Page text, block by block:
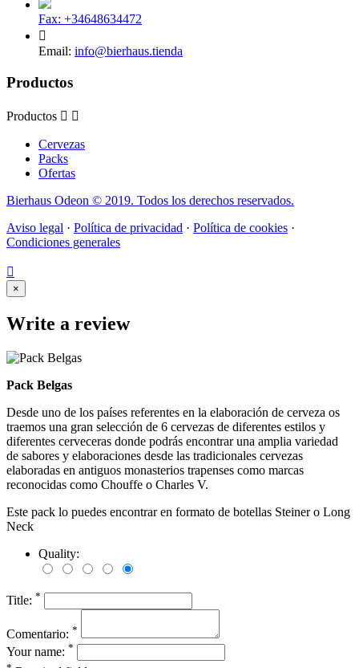
Fax: +34648634472

Email: info@bierhaus.tienda
Productos
Productos  
Cervezas
Packs
Ofertas
Bierhaus Odeon © 2019. Todos los derechos reservados.
Aviso legal · Política de privacidad · Política de cookies ·
Condiciones generales

×
Write a review
Pack Belgas
Desde uno de los países referentes en la elaboración de cerveza os
traemos una gran selección de 6 cervezas de diferentes estilos y
diferentes cerveceras donde podrás encontrar una amplia variedad
de sabores y elaboraciones desde las tradicionales cervezas
elaboradas en antiguos monasterios trapenses como marcas
reconocidas como Chouffe o Charles V.
Este pack lo puedes encontrar en formato de botellas Steiner o Long
Neck
Quality:
Title: *
Comentario: *
Your name: *